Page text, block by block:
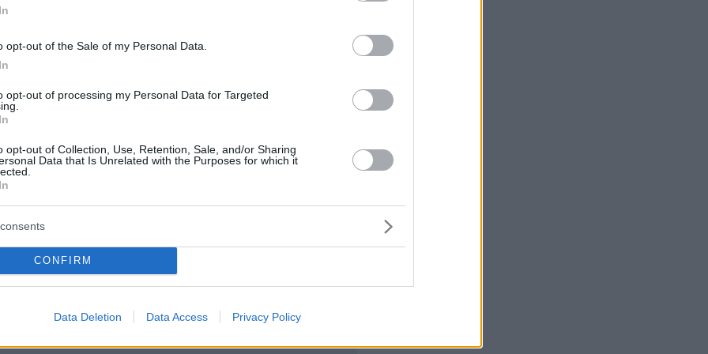
opt-out of the Sale of my Personal Data.
opt-out of processing my Personal Data for Targeted
opt-out of Collection, Use, Retention, Sale, and/or Sharing
Data that Is Unrelated with the Purposes for which it
CONFIRM
Data Deletion Data Access Privacy Policy
*
χαρακτήρες